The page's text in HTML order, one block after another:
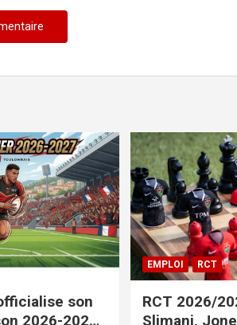
son
2026-2027+
EMPLOI RCT
RCT 2026/
Slimani,